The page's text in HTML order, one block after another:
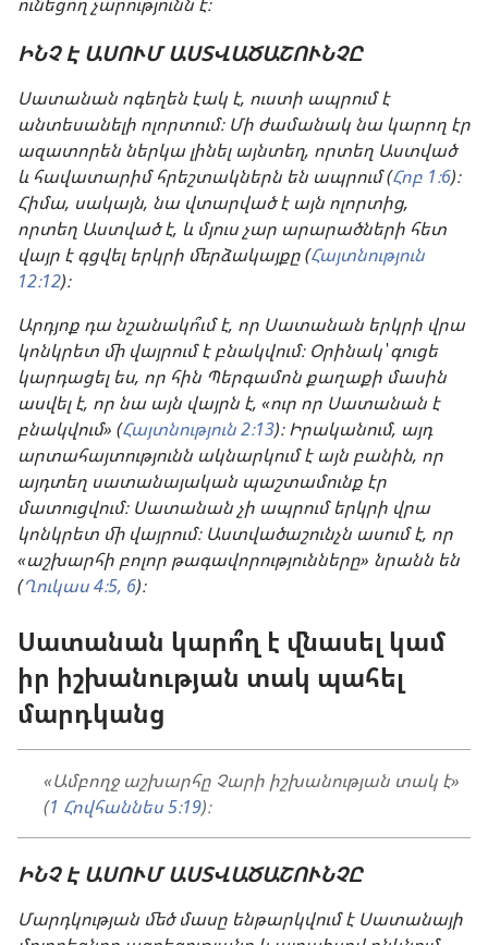
ԻՆՉ Է ԱՍՈՒՄ ԱՍՏՎԱԾԱՇՈՒՆՉԸ
Սատանան ոգեղեն էակ է, ուստի ապրում է
անտեսանելի ոլորտում։ Մի ժամանակ նա կարող էր
ազատորեն ներկա լինել այնտեղ, որտեղ Աստված
և հավատարիմ հրեշտակներն են ապրում (Հոբ 1։6)։
Հիմա, սակայն, նա վտարված է այն ոլորտից,
որտեղ Աստված է, և մյուս չար արարածների հետ
վայր է գցվել երկրի մերձակայքը (Հայտնություն
12։12)։
Արդյոք դա նշանակո՞ւմ է, որ Սատանան երկրի վրա
կոնկրետ մի վայրում է բնակվում։ Օրինակ՝ գուցե
կարդացել ես, որ հին Պերգամոն քաղաքի մասին
ասվել է, որ նա այն վայրն է, «ուր որ Սատանան է
բնակվում» (Հայտնություն 2։13)։ Իրականում, այդ
արտահայտությունն ակնարկում է այն բանին, որ
այդտեղ սատանայական պաշտամունք էր
մատուցվում։ Սատանան չի ապրում երկրի վրա
կոնկրետ մի վայրում։ Աստվածաշունչն ասում է, որ
«աշխարհի բոլոր թագավորությունները» նրանն են
(Ղուկաս 4։5, 6)։
Սատանան կարո՞ղ է վնասել կամ
իր իշխանության տակ պահել
մարդկանց
«Ամբողջ աշխարհը Չարի իշխանության տակ է»
(1 Հովհաննես 5։19)։
ԻՆՉ Է ԱՍՈՒՄ ԱՍՏՎԱԾԱՇՈՒՆՉԸ
Մարդկության մեծ մասը ենթարկվում է Սատանայի